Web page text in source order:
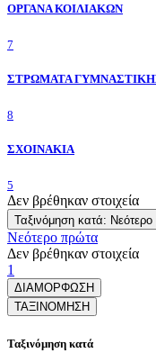
ΟΡΓΑΝΑ ΚΟΙΛΙΑΚΩΝ
7
ΣΤΡΩΜΑΤΑ
8
ΣΧΟΙΝΑΚΙΑ
5
Δεν βρέθηκαν στοιχεία
Ταξινόμηση κατά:
Νεότερο πρώτα
Δεν βρέθηκαν στοιχεία
1
ΔΙΑΜΟΡΦΩΣΗ
ΤΑΞΙΝΟΜΗΣΗ
Ταξινόμηση κατά